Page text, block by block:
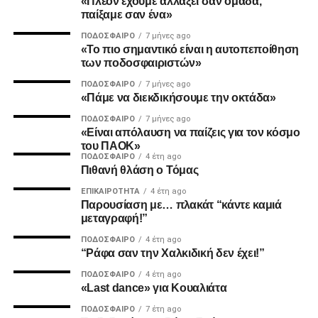
2. Την πιο σίγουρη και την πιο γρήγορη λύση για την
πολύ να δωθεί στον λαό του ΠΑΟΚ.
Και από ότι φαίνεται, ούτε γρήγοροι, ούτε σίγουροι, ούτε
ανεξάρτητοι σταθήκατε.
Επιθυμία λοιπόν του κόσμου που σας στήριξε είναι να
δωθούν ΑΜΕΣΑ αποτελέσματα και λύσεις οι οποίες
υποστηρίζονται από συμπαγής απόψεις και όχι αβάσιμες
τεκμηριώσεις και κομφούζιο καθυστερήσεων για το τι
πραγματικά συμβαίνει με την κληρονομιά του συλλόγου
παίξαμε σαν ένα»
ΠΟΔΌΣΦΑΙΡΟ 7 μήνες ago
«Το πιο σημαντικό είναι η αυτοπεποίθηση
των ποδοσφαιριστών»
ΠΟΔΌΣΦΑΙΡΟ 7 μήνες ago
«Πάμε να διεκδικήσουμε την οκτάδα»
ΠΟΔΌΣΦΑΙΡΟ 7 μήνες ago
«Είναι απόλαυση να παίζεις για τον κόσμο
του ΠΑΟΚ»
ΠΟΔΌΣΦΑΙΡΟ 4 έτη ago
Πιθανή θλάση ο Τόμας
ΕΠΙΚΑΙΡΌΤΗΤΑ 4 έτη ago
Παρουσίαση με… πλακάτ “κάντε καμιά
μεταγραφή!”
ΠΟΔΌΣΦΑΙΡΟ 4 έτη ago
“Ράφα σαν την Χαλκιδική δεν έχει!”
ΠΟΔΌΣΦΑΙΡΟ 4 έτη ago
«Last dance» για Κουαλιάτα
ΠΟΔΌΣΦΑΙΡΟ 7 έτη ago